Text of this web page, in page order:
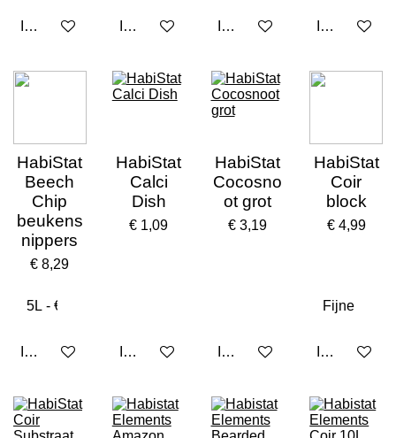
In winkelwagen In winkelwagen In winkelwagen In
HabiStat
Beech
Chip
beukens
nippers
€ 8,29
In winkelwagen
HabiStat
Calci
Dish
€ 1,09
In winkelwagen
HabiStat
Cocosno
ot grot
€ 3,19
In winkelwagen
HabiStat
Coir
block
€ 4,99
In